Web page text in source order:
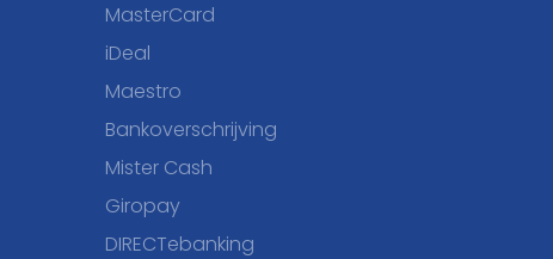
MasterCard
iDeal
Maestro
Bankoverschrijving
Mister Cash
Giropay
DIRECTebanking